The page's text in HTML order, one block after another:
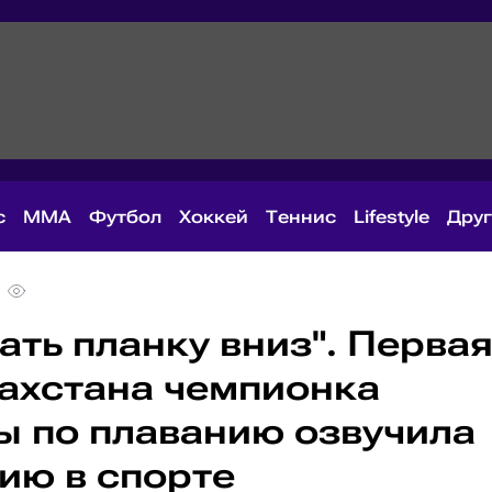
MMA Футбол Хоккей Теннис Lifestyle
планку вниз". Первая
чемпионка
по плаванию озвучила
в спорте